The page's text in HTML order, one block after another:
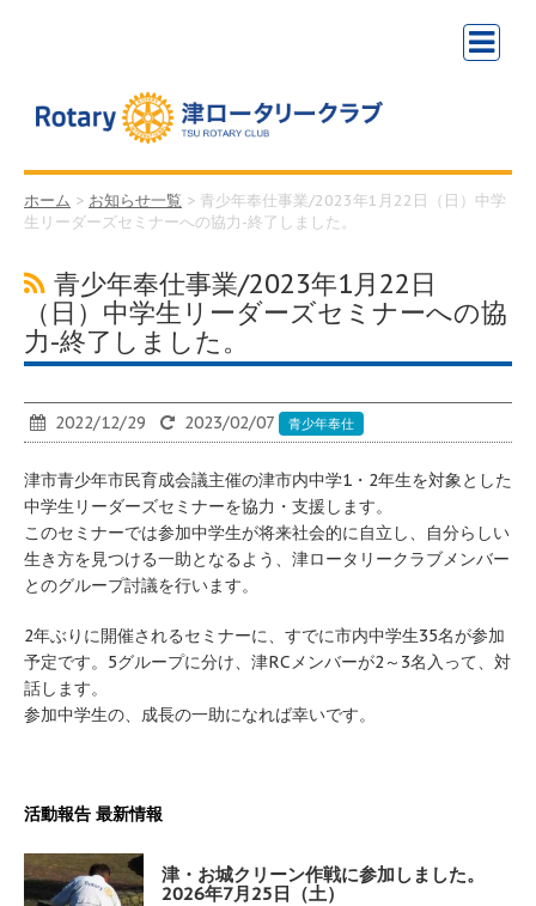
ホーム > お知らせ一覧 > 青少年奉仕事業/2023年1月22日（日）中学
生リーダーズセミナーへの協力-終了しました。
青少年奉仕事業/2023年1月22日
（日）中学生リーダーズセミナーへの協
力-終了しました。
2022/12/29 2023/02/07 青少年奉仕
津市青少年市民育成会議主催の津市内中学1・2年生を対象とした
中学生リーダーズセミナーを協力・支援します。
このセミナーでは参加中学生が将来社会的に自立し、自分らしい
生き方を見つける一助となるよう、津ロータリークラブメンバー
とのグループ討議を行います。
2年ぶりに開催されるセミナーに、すでに市内中学生35名が参加
予定です。5グループに分け、津RCメンバーが2～3名入って、対
話します。
参加中学生の、成長の一助になれば幸いです。
活動報告 最新情報
津・お城クリーン作戦に参加しました。
2026年7月25日（土）